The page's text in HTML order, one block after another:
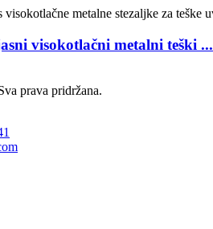
visokotlačni metalni teški ...
prava pridržana.